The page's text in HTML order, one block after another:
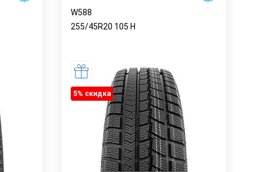
W588
255/45R20 105 H
5% cкидка